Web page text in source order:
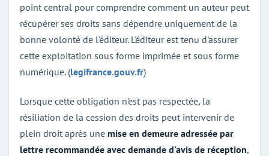
point central pour comprendre comment un auteur peut
récupérer ses droits sans dépendre uniquement de la
bonne volonté de l'éditeur. L'éditeur est tenu d'assurer
cette exploitation sous forme imprimée et sous forme
numérique. (legifrance.gouv.fr)
Lorsque cette obligation n'est pas respectée, la
résiliation de la cession des droits peut intervenir de
plein droit après une mise en demeure adressée par
lettre recommandée avec demande d'avis de réception,